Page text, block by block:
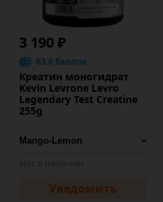
3 190 ₽
63.8 баллов
Креатин моногидрат
Kevin Levrone Levro
Legendary Test Creatine
255g
Уведомить